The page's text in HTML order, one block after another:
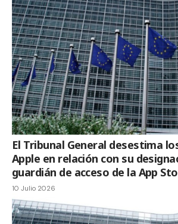
El Tribunal General desestima
Apple en relación con su
guardián de acceso de la App
10 Julio 2026